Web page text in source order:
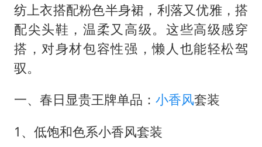
纺上衣搭配粉色半身裙，利落又优雅，搭
配尖头鞋，温柔又高级。这些高级感穿
搭，对身材包容性强，懒人也能轻松驾
驭。
一、春日显贵王牌单品： 小香风套装
1、低饱和色系小香风套装